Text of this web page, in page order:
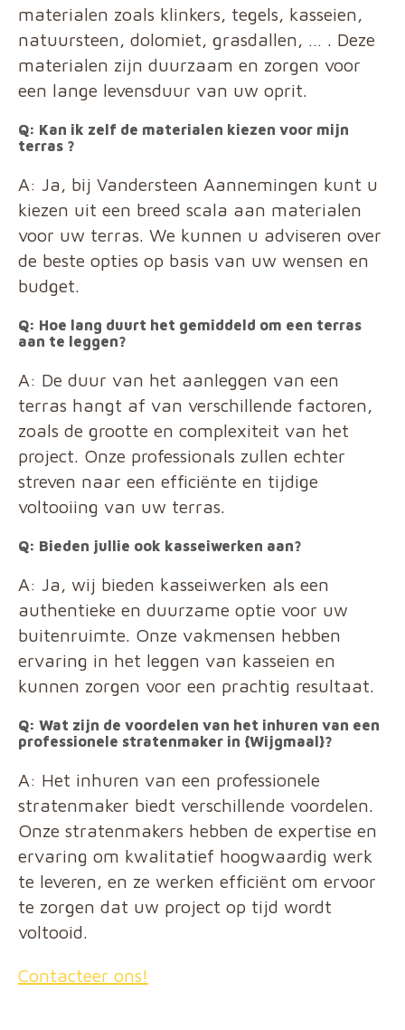
materialen zoals klinkers, tegels, kasseien,
natuursteen, dolomiet, grasdallen, … . Deze
materialen zijn duurzaam en zorgen voor
een lange levensduur van uw oprit.
Q: Kan ik zelf de materialen kiezen voor mijn
terras ?
A: Ja, bij Vandersteen Aannemingen kunt u
kiezen uit een breed scala aan materialen
voor uw terras. We kunnen u adviseren over
de beste opties op basis van uw wensen en
budget.
Q: Hoe lang duurt het gemiddeld om een terras
aan te leggen?
A: De duur van het aanleggen van een
terras hangt af van verschillende factoren,
zoals de grootte en complexiteit van het
project. Onze professionals zullen echter
streven naar een efficiënte en tijdige
voltooiing van uw terras.
Q: Bieden jullie ook kasseiwerken aan?
A: Ja, wij bieden kasseiwerken als een
authentieke en duurzame optie voor uw
buitenruimte. Onze vakmensen hebben
ervaring in het leggen van kasseien en
kunnen zorgen voor een prachtig resultaat.
Q: Wat zijn de voordelen van het inhuren van een
professionele stratenmaker in {Wijgmaal}?
A: Het inhuren van een professionele
stratenmaker biedt verschillende voordelen.
Onze stratenmakers hebben de expertise en
ervaring om kwalitatief hoogwaardig werk
te leveren, en ze werken efficiënt om ervoor
te zorgen dat uw project op tijd wordt
voltooid.
Contacteer ons!